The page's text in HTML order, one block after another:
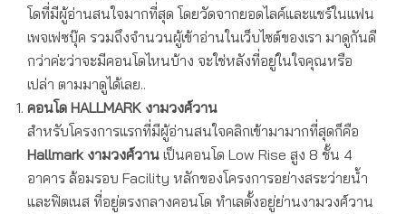
โดที่มีผู้อ่านสนใจมากที่สุด โดยวัดจากยอดไลค์และแชร์ในแฟน
เพจเฟซบุ๊ค รวมถึงจำนวนผู้เข้าอ่านในเว็บไซต์ของเรา มาดูกันดี
กว่าค่ะว่าจะมีคอนโดไหนบ้าง จะใช่หลังที่อยู่ในใจคุณหรือ
เปล่า ตามมาดูได้เลย..
คอนโด HALLMARK งามวงศ์วาน
สำหรับโครงการแรกที่มีผู้อ่านสนใจคลิกเข้ามามากที่สุดก็คือ
Hallmark งามวงศ์วาน เป็นคอนโด Low Rise สูง 8 ชั้น 4
อาคาร ล้อมรอบ Facility หลักของโครงการอย่างสระว่ายน้ำ
และฟิตเนส ที่อยู่ตรงกลางคอนโด ทำเลตั้งอยู่ย่านงามวงศ์วาน